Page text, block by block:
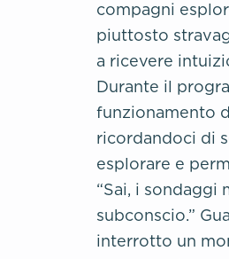
compagni
piuttosto
a ricevere
Durante il
funzionamento
ricordandoci di
esplorare e
“Sai, i sondaggi
subconscio.”
interrotto un